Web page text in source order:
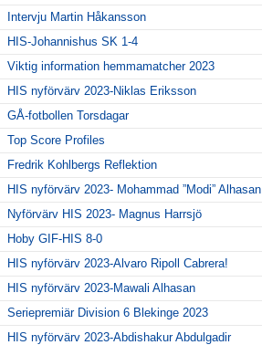
Intervju Martin Håkansson
HIS-Johannishus SK 1-4
Viktig information hemmamatcher 2023
HIS nyförvärv 2023-Niklas Eriksson
GÅ-fotbollen Torsdagar
Top Score Profiles
Fredrik Kohlbergs Reflektion
HIS nyförvärv 2023- Mohammad ”Modi” Alhasan
Nyförvärv HIS 2023- Magnus Harrsjö
Hoby GIF-HIS 8-0
HIS nyförvärv 2023-Alvaro Ripoll Cabrera!
HIS nyförvärv 2023-Mawali Alhasan
Seriepremiär Division 6 Blekinge 2023
HIS nyförvärv 2023-Abdishakur Abdulgadir